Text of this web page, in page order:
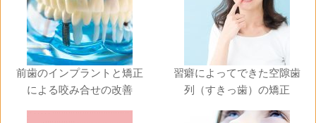
前歯のインプラントと矯正
による咬み合せの改善
習癖によってできた空隙歯
列（すきっ歯）の矯正